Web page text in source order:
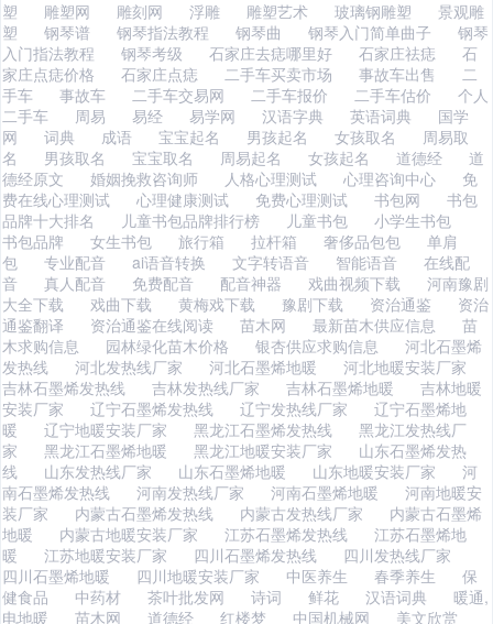
塑
雕塑网 雕刻网 浮雕 雕塑艺术 玻璃钢雕塑
景观雕
塑
钢琴谱 钢琴指法教程 钢琴曲 钢琴入门简单曲子
钢琴
入门指法教程
钢琴考级 石家庄去痣哪里好 石家庄祛痣
石
家庄点痣价格
石家庄点痣 二手车买卖市场 事故车出售
二
手车
事故车 二手车交易网 二手车报价 二手车估价
个人
二手车
周易 易经 易学网 汉语字典 英语词典
国学
网
词典 成语 宝宝起名 男孩起名 女孩取名
周易取
名
男孩取名 宝宝取名 周易起名 女孩起名 道德经
道
德经原文
婚姻挽救咨询师 人格心理测试 心理咨询中心
免
费在线心理测试
心理健康测试 免费心理测试 书包网
书包
品牌十大排名
儿童书包品牌排行榜 儿童书包
小学生书包
书包品牌
女生书包 旅行箱 拉杆箱 奢侈品包包
单肩
包
专业配音 ai语音转换 文字转语音 智能语音
在线配
音
真人配音 免费配音 配音神器 戏曲视频下载
河南豫剧
大全下载
戏曲下载 黄梅戏下载 豫剧下载 资治通鉴
资治
通鉴翻译
资治通鉴在线阅读 苗木网 最新苗木供应信息
苗
木求购信息
园林绿化苗木价格 银杏供应求购信息
河北石墨烯
发热线
河北发热线厂家 河北石墨烯地暖
河北地暖安装厂家
吉林石墨烯发热线
吉林发热线厂家 吉林石墨烯地暖
吉林地暖
安装厂家
辽宁石墨烯发热线 辽宁发热线厂家
辽宁石墨烯地
暖
辽宁地暖安装厂家 黑龙江石墨烯发热线
黑龙江发热线厂
家
黑龙江石墨烯地暖 黑龙江地暖安装厂家
山东石墨烯发热
线
山东发热线厂家 山东石墨烯地暖 山东地暖安装厂家
河
南石墨烯发热线
河南发热线厂家 河南石墨烯地暖
河南地暖安
装厂家
内蒙古石墨烯发热线 内蒙古发热线厂家
内蒙古石墨烯
地暖
内蒙古地暖安装厂家 江苏石墨烯发热线
江苏石墨烯地
暖
江苏地暖安装厂家 四川石墨烯发热线
四川发热线厂家
四川石墨烯地暖
四川地暖安装厂家 中医养生 春季养生
保
健食品
中药材 茶叶批发网 诗词 鲜花 汉语词典
暖通,
电地暖
苗木网 道德经 红楼梦 中国机械网 美文欣赏